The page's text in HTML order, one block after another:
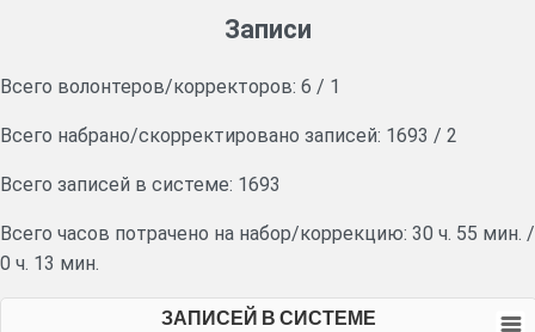
Записи
Всего волонтеров/корректоров: 6 / 1
Всего набрано/скорректировано записей: 1693 / 2
Всего записей в системе: 1693
Всего часов потрачено на набор/коррекцию: 30 ч. 55 мин. /
0 ч. 13 мин.
ЗАПИСЕЙ В СИСТЕМЕ